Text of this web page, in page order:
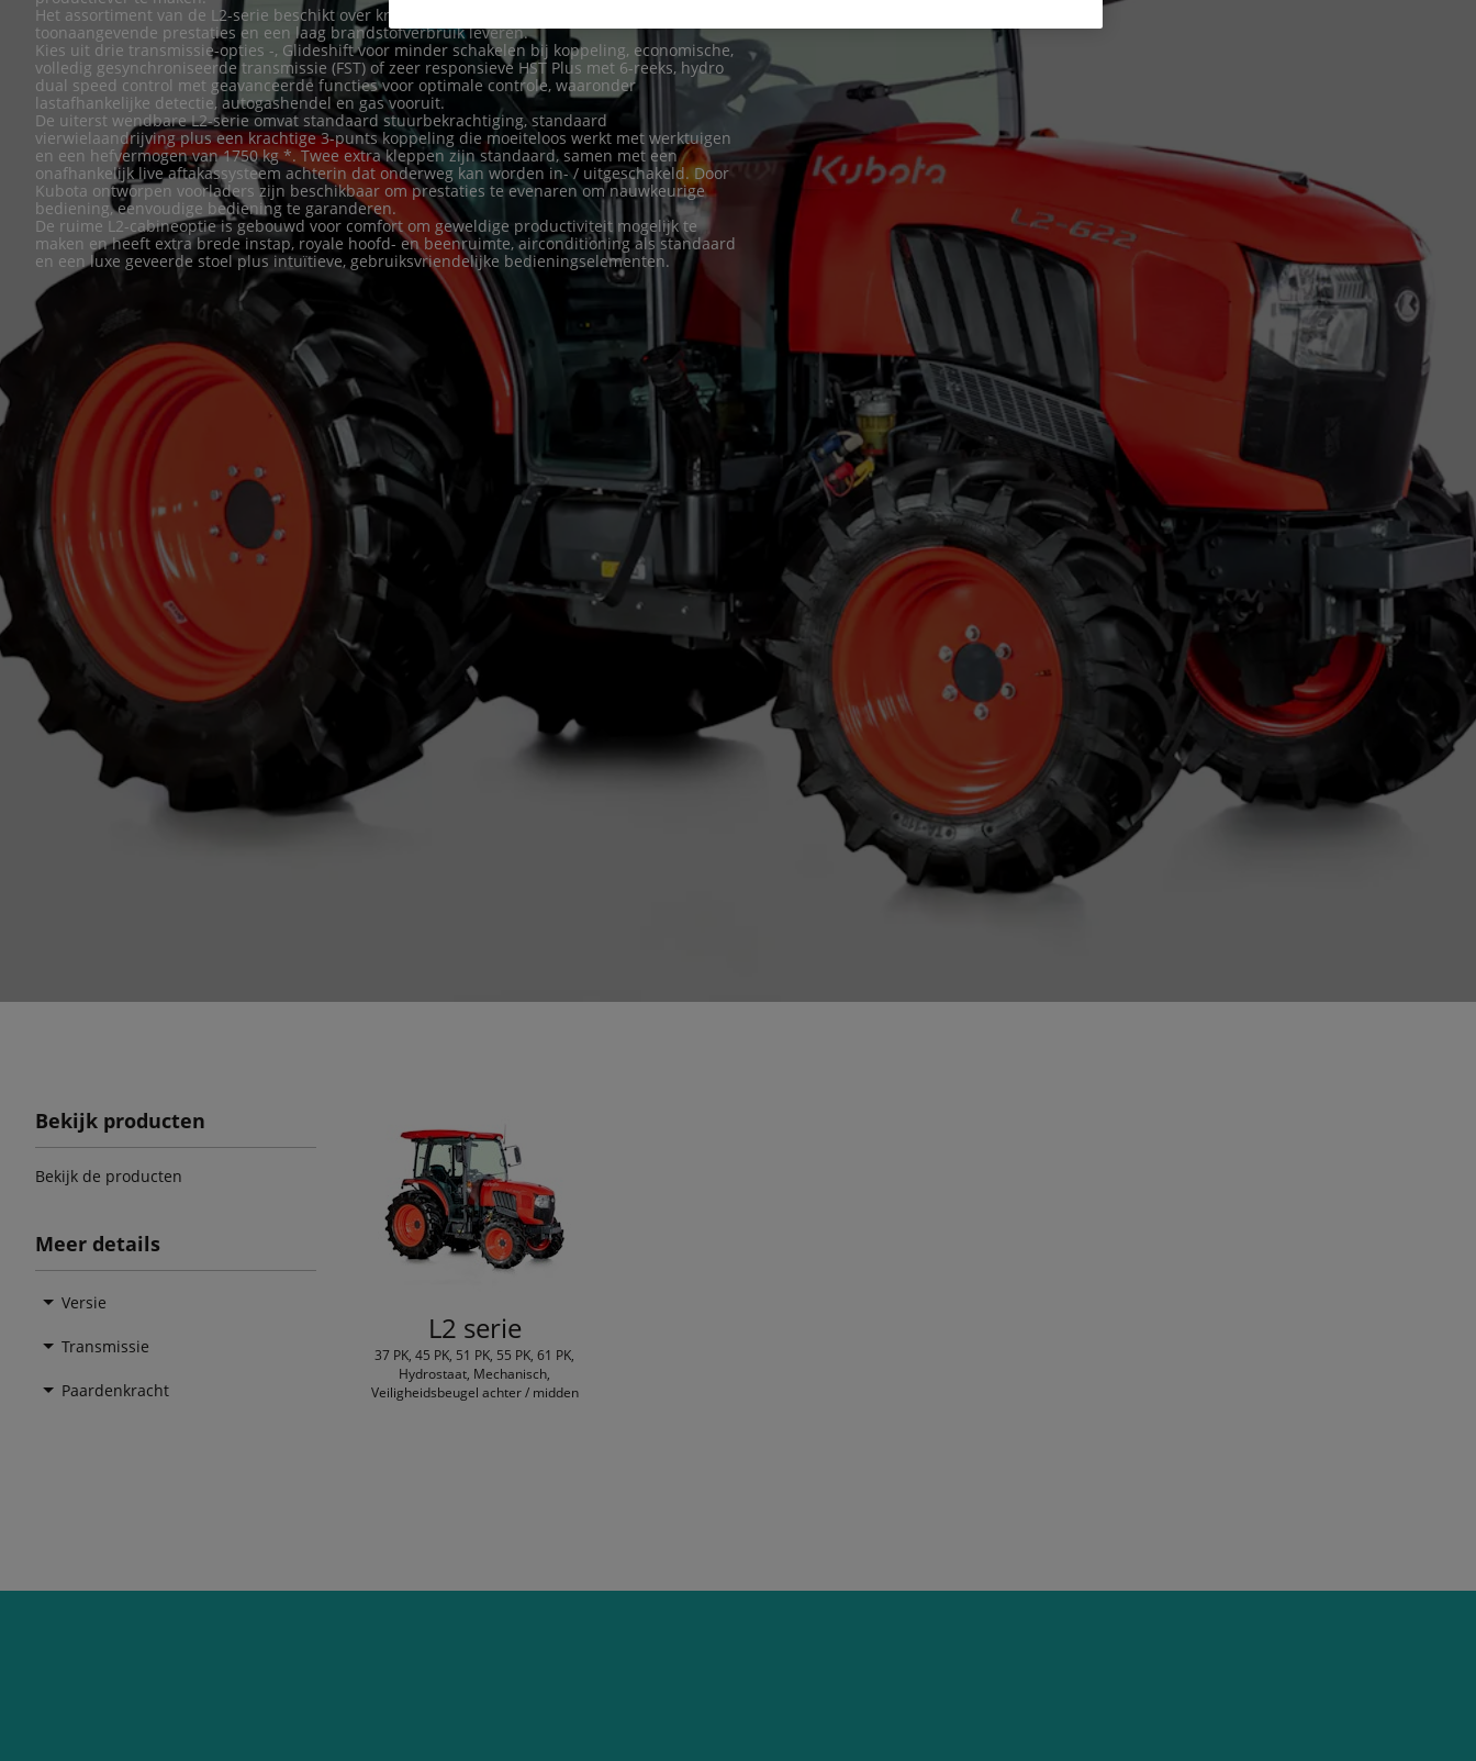
Het assortiment van de L2-serie beschikt over krachtige, schone dieselmotoren die
toonaangevende prestaties en een laag brandstofverbruik leveren.
Kies uit drie transmissie-opties -, Glideshift voor minder schakelen bij koppeling, economische,
volledig gesynchroniseerde transmissie (FST) of zeer responsieve HST Plus met 6-reeks, hydro
dual speed control met geavanceerde functies voor optimale controle, waaronder
lastafhankelijke detectie, autogashendel en gas vooruit.
De uiterst wendbare L2-serie omvat standaard stuurbekrachtiging, standaard
vierwielaandrijving plus een krachtige 3-punts koppeling die moeiteloos werkt met werktuigen
en een hefvermogen van 1750 kg *. Twee extra kleppen zijn standaard, samen met een
onafhankelijk live aftakassysteem achterin dat onderweg kan worden in- / uitgeschakeld. Door
Kubota ontworpen voorladers zijn beschikbaar om prestaties te evenaren om nauwkeurige
bediening, eenvoudige bediening te garanderen.
De ruime L2-cabineoptie is gebouwd voor comfort om geweldige productiviteit mogelijk te
maken en heeft extra brede instap, royale hoofd- en beenruimte, airconditioning als standaard
en een luxe geveerde stoel plus intuïtieve, gebruiksvriendelijke bedieningselementen.
Bekijk producten
Bekijk de producten
Meer details
Versie
Transmissie
Paardenkracht
L2 serie
37 PK, 45 PK, 51 PK, 55 PK, 61 PK,
Hydrostaat, Mechanisch,
Veiligheidsbeugel achter / midden